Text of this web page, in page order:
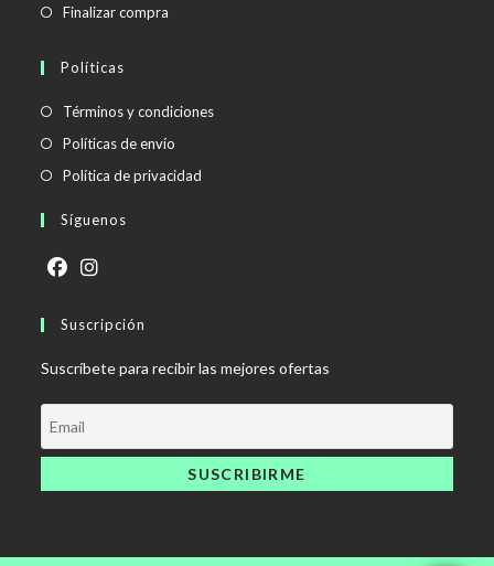
Finalizar compra
Políticas
Términos y condicionesSe
Políticas de envío
abre
Política de privacidad
Síguenos
abre
una
nueva
pestaña
abre
una
nueva
pestaña
Suscripción
Suscríbete para recibir las mejores ofertas